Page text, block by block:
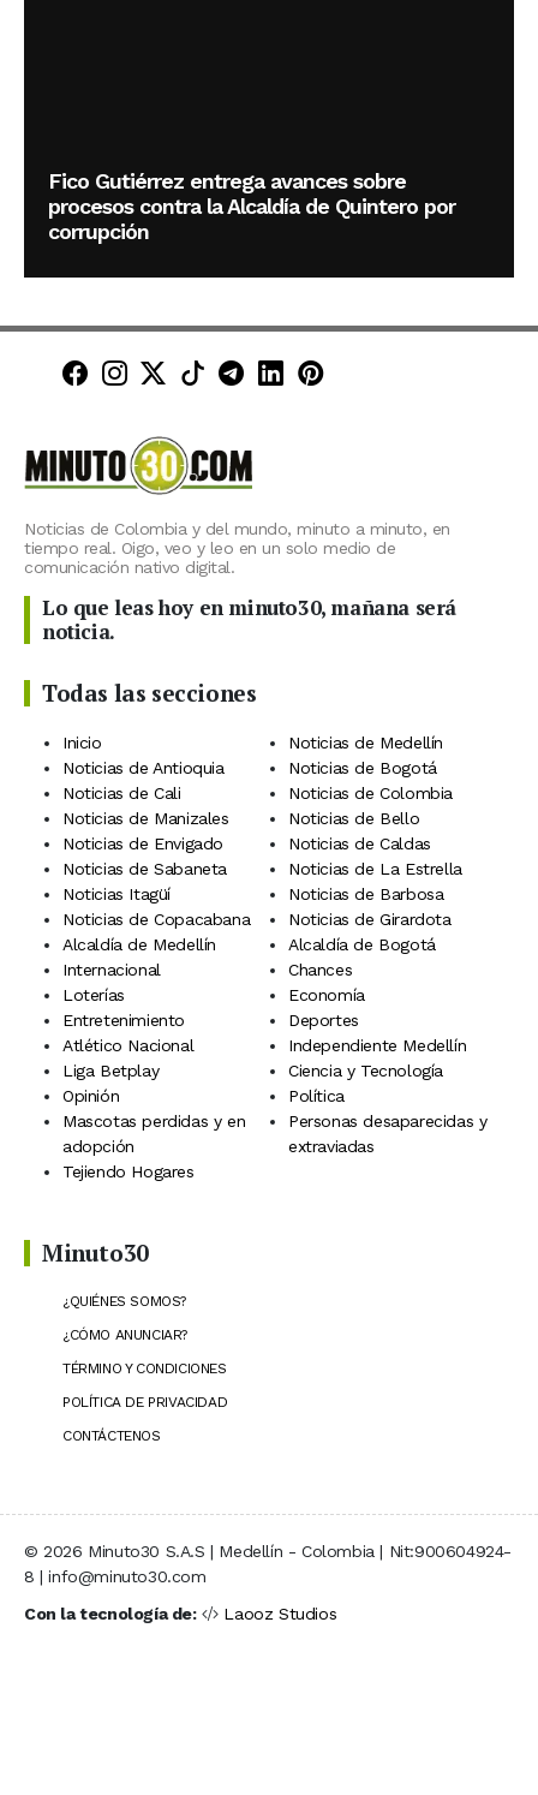
Fico Gutiérrez entrega avances sobre
procesos contra la Alcaldía de Quintero por
corrupción
Minuto30 en Facebook
Minuto30 en Instagram
Minuto30 en X (Twitter)
Minuto30 en TikTok
Canal de Minuto30 en
Minuto30 en LinkedIn
Minuto30 en
Noticias de Colombia y del mundo, minuto a minuto, en
tiempo real. Oigo, veo y leo en un solo medio de
comunicación nativo digital.
Lo que leas hoy en minuto30, mañana será
noticia.
Todas las secciones
Inicio
Noticias de Medellín
Noticias de Antioquia
Noticias de Bogotá
Noticias de Cali
Noticias de Colombia
Noticias de Manizales
Noticias de Bello
Noticias de Envigado
Noticias de Caldas
Noticias de Sabaneta
Noticias de La Estrella
Noticias Itagüí
Noticias de Barbosa
Noticias de Copacabana
Noticias de Girardota
Alcaldía de Medellín
Alcaldía de Bogotá
Internacional
Chances
Loterías
Economía
Entretenimiento
Deportes
Atlético Nacional
Independiente Medellín
Liga Betplay
Ciencia y Tecnología
Opinión
Política
Mascotas perdidas y en
adopción
Personas desaparecidas y
extraviadas
Tejiendo Hogares
Minuto30
¿QUIÉNES SOMOS?
¿CÓMO ANUNCIAR?
TÉRMINO Y CONDICIONES
POLÍTICA DE PRIVACIDAD
CONTÁCTENOS
© 2026 Minuto30 S.A.S | Medellín - Colombia | Nit:900604924-
8 | info@minuto30.com
Con la tecnología de:
Laooz Studios